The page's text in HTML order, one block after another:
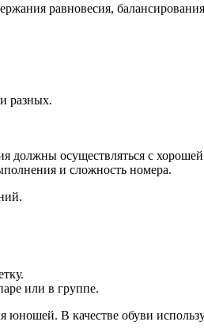
равновесия,
разных.
должны осуществляться с
и сложность номера.
или в группе.
В качестве обуви